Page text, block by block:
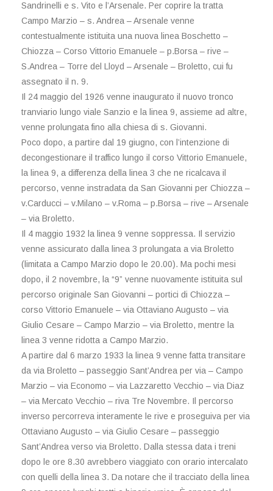
Sandrinelli e s. Vito e l’Arsenale. Per coprire la tratta
Campo Marzio – s. Andrea – Arsenale venne
contestualmente istituita una nuova linea Boschetto –
Chiozza – Corso Vittorio Emanuele – p.Borsa – rive –
S.Andrea – Torre del Lloyd – Arsenale – Broletto, cui fu
assegnato il n. 9.
Il 24 maggio del 1926 venne inaugurato il nuovo tronco
tranviario lungo viale Sanzio e la linea 9, assieme ad altre,
venne prolungata fino alla chiesa di s. Giovanni.
Poco dopo, a partire dal 19 giugno, con l’intenzione di
decongestionare il traffico lungo il corso Vittorio Emanuele,
la linea 9, a differenza della linea 3 che ne ricalcava il
percorso, venne instradata da San Giovanni per Chiozza –
v.Carducci – v.Milano – v.Roma – p.Borsa – rive – Arsenale
– via Broletto.
Il 4 maggio 1932 la linea 9 venne soppressa. Il servizio
venne assicurato dalla linea 3 prolungata a via Broletto
(limitata a Campo Marzio dopo le 20.00). Ma pochi mesi
dopo, il 2 novembre, la “9” venne nuovamente istituita sul
percorso originale San Giovanni – portici di Chiozza –
corso Vittorio Emanuele – via Ottaviano Augusto – via
Giulio Cesare – Campo Marzio – via Broletto, mentre la
linea 3 venne ridotta a Campo Marzio.
A partire dal 6 marzo 1933 la linea 9 venne fatta transitare
da via Broletto – passeggio Sant’Andrea per via – Campo
Marzio – via Economo – via Lazzaretto Vecchio – via Diaz
– via Mercato Vecchio – riva Tre Novembre. Il percorso
inverso percorreva interamente le rive e proseguiva per via
Ottaviano Augusto – via Giulio Cesare – passeggio
Sant’Andrea verso via Broletto. Dalla stessa data i treni
dopo le ore 8.30 avrebbero viaggiato con orario intercalato
con quelli della linea 3. Da notare che il tracciato della linea